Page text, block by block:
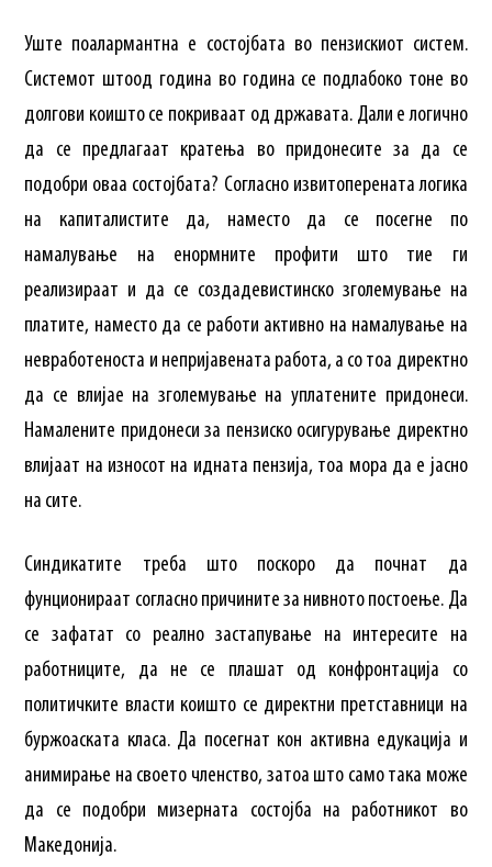
Уште поалармантна е состојбата во пензискиот систем.
Системот штоод година во година се подлабоко тоне во
долгови коишто се покриваат од државата. Дали е логично
да се предлагаат кратења во придонесите за да се
подобри оваа состојбата? Согласно извитоперената логика
на капиталистите да, наместо да се посегне по
намалување на енормните профити што тие ги
реализираат и да се создадевистинско зголемување на
платите, наместо да се работи активно на намалување на
невработеноста и непријавената работа, а со тоа директно
да се влијае на зголемување на уплатените придонеси.
Намалените придонеси за пензиско осигурување директно
влијаат на износот на идната пензија, тоа мора да е јасно
на сите.
Синдикатите треба што поскоро да почнат да
фунционираат согласно причините за нивното постоење. Да
се зафатат со реално застапување на интересите на
работниците, да не се плашат од конфронтација со
политичките власти коишто се директни претставници на
буржоаската класа. Да посегнат кон активна едукација и
анимирање на своето членство, затоа што само така може
да се подобри мизерната состојба на работникот во
Македонија.